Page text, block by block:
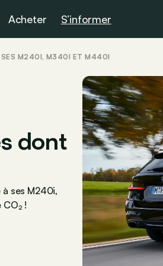
Acheter S’informer
SES M240I, M340I ET M440I
dont
ses M240i,
!